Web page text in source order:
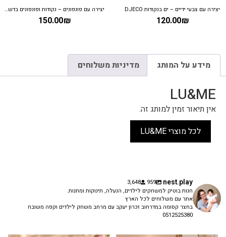
יצירה עם צבעי ידיים – ים בנקודות DJECO
120.00₪
יצירה עם פונפונים – נקודות ופונפונים בדשא DJECO
150.00₪
מידע על המותג מדיניות משלוחים
LU&ME
אין תיאור זמין למותג זה.
לכל מוצרי LU&ME
nest.play
959
3,648
חנות בוטיק למשחקים לילדים, הנעלה, תינוקות ומתנות.
אתר עם משלוחים לכל הארץ
בחצר קסומה במדרחוב זכרון יעקב עם מרחב משחק לילדים וקפה משובח
0512525380